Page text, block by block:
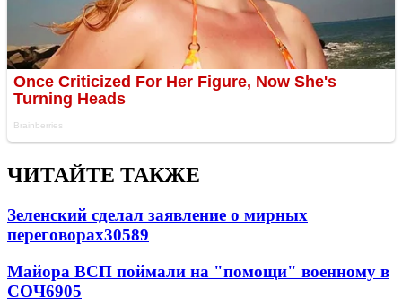
ЧИТАЙТЕ ТАКЖЕ
Зеленский сделал заявление о мирных
переговорах30589
Майора ВСП поймали на "помощи" военному в
СОЧ6905